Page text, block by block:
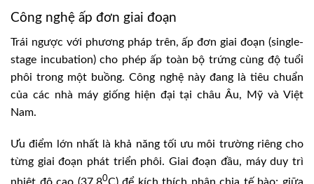
Công nghệ ấp đơn giai đoạn
Trái ngược với phương pháp trên, ấp đơn giai đoạn (single-
stage incubation) cho phép ấp toàn bộ trứng cùng độ tuổi
phôi trong một buồng. Công nghệ này đang là tiêu chuẩn
của các nhà máy giống hiện đại tại châu Âu, Mỹ và Việt
Nam.
Ưu điểm lớn nhất là khả năng tối ưu môi trường riêng cho
từng giai đoạn phát triển phôi. Giai đoạn đầu, máy duy trì
nhiệt độ cao (37,80C) để kích thích phân chia tế bào; giữa